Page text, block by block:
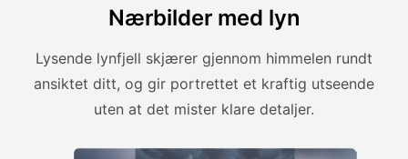
Nærbilder med lyn
Lysende lynfjell skjærer gjennom himmelen rundt
ansiktet ditt, og gir portrettet et kraftig utseende
uten at det mister klare detaljer.